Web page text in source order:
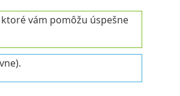
vám pomôžu úspešne